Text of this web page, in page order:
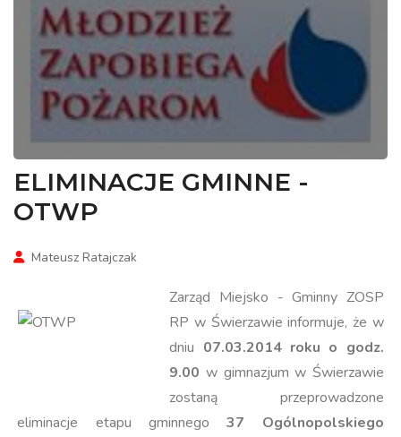
ELIMINACJE GMINNE -
OTWP
Mateusz Ratajczak
Zarząd Miejsko - Gminny ZOSP
RP w Świerzawie informuje, że w
dniu 07.03.2014 roku o godz.
9.00 w gimnazjum w Świerzawie
zostaną przeprowadzone
eliminacje etapu gminnego37
Ogólnopolskiego